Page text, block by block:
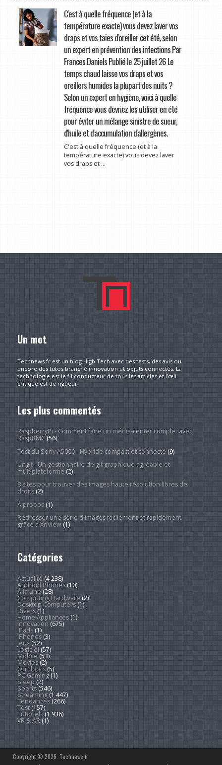
C'est à quelle fréquence (et à la
température exacte) vous devez laver vos
draps et vos taies d'oreiller cet été, selon
un expert en prévention des infections Par
Frances Daniels Publié le 25 juillet 26 Le
temps chaud laisse vos draps et vos
oreillers humides la plupart des nuits ?
Selon un expert en hygiène, voici à quelle
fréquence vous devriez les utiliser en été
pour éviter un mélange sinistre de sueur,
d'huile et d'accumulation d'allergènes.
C'est à quelle fréquence (et à la
température exacte) vous devez laver
vos draps et ...
Un mot
Technews.fr est un blog High Tech avec des tests, des avis ou
encore des tutos branché innovation et objets connectés. La
technologie est le fil conducteur de tous les articles et l’œil
critique est de rigueur.
Les plus commentés
RaspberryPi - Comment faire un média-center complet avec
RaspBMC(56)
Test du Sony A5000 - Hybride compact et connecté (9)
Ungit - Un gestionnaire de git graphique agréable et
multiplateforme (2)
8 sites pour trouver des images haute résolution libres de
droits(2)
À propos(1)
Redresser une série d'images facilement et rapidement
grâce à XnView(1)
Catégories
Actualité (4 238)
Android Phones(10)
À la une (28)
Computing Hardware (2)
Desktop Computers(1)
Divers(1)
Home Appliances(1)
Innovation (675)
iPads(1)
iPhones(3)
Jeux(52)
Logiciel (57)
Mobile (53)
Movies(2)
Outdoors(5)
PC Gaming(1)
Sleep (2)
Sports(546)
Streaming(1 447)
Tendances(266)
Test(157)
Tutoriels(1 936)
VR & AR(1)
Copyright © 2026. Technews.fr